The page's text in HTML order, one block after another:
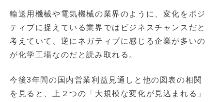
輸送用機械や電気機械の業界のように、変化をポジ
ティブに捉えている業界ではビジネスチャンスだと
考えていて、逆にネガティブに感じる企業が多いの
が化学工場なのだと読み取れる。
今後3年間の国内営業利益見通しと他の図表の相関
を見ると、上２つの「大規模な変化が見込まれる」